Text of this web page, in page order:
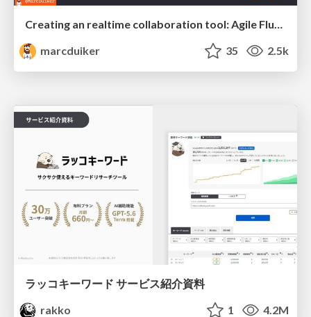
Creating an realtime collaboration tool: Agile Flush - .NET Oxford
marcduiker
35 2.5k
ラッコキーワード サービス紹介資料
rakko
1 4.2M